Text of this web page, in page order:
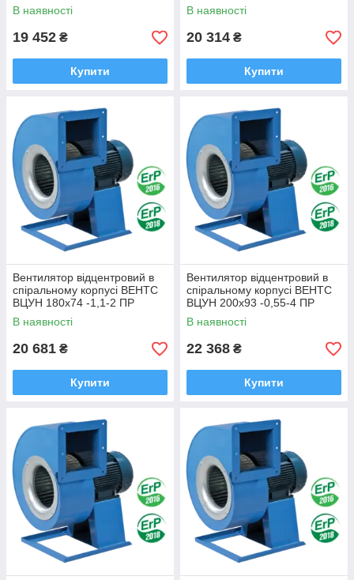
В наявності
19 452 ₴
Купити
В наявності
20 314 ₴
Купити
Вентилятор відцентровий в
спіральному корпусі ВЕНТС
ВЦУН 180х74 -1,1-2 ПР
В наявності
20 681 ₴
Купити
Вентилятор відцентровий в
спіральному корпусі ВЕНТС
ВЦУН 200х93 -0,55-4 ПР
В наявності
22 368 ₴
Купити